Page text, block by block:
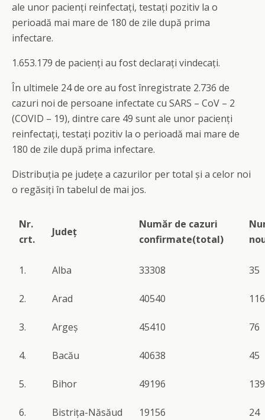
ale unor pacienți reinfectați, testați pozitiv la o
perioadă mai mare de 180 de zile după prima
infectare.
1.653.179 de pacienți au fost declarați vindecați.
În ultimele 24 de ore au fost înregistrate 2.736 de
cazuri noi de persoane infectate cu SARS – CoV – 2
(COVID – 19), dintre care 49 sunt ale unor pacienți
reinfectați, testați pozitiv la o perioadă mai mare de
180 de zile după prima infectare.
Distribuția pe județe a cazurilor per total și a celor noi
o regăsiți în tabelul de mai jos.
Nr.
crt.
Județ
Număr de cazuri
confirmate(total)
1. Alba 33308 35
2. Arad 40540 116
3. Argeș 45410 76
4. Bacău 40638 45
5. Bihor 49196 139
6. Bistrița-Năsăud 19156 24